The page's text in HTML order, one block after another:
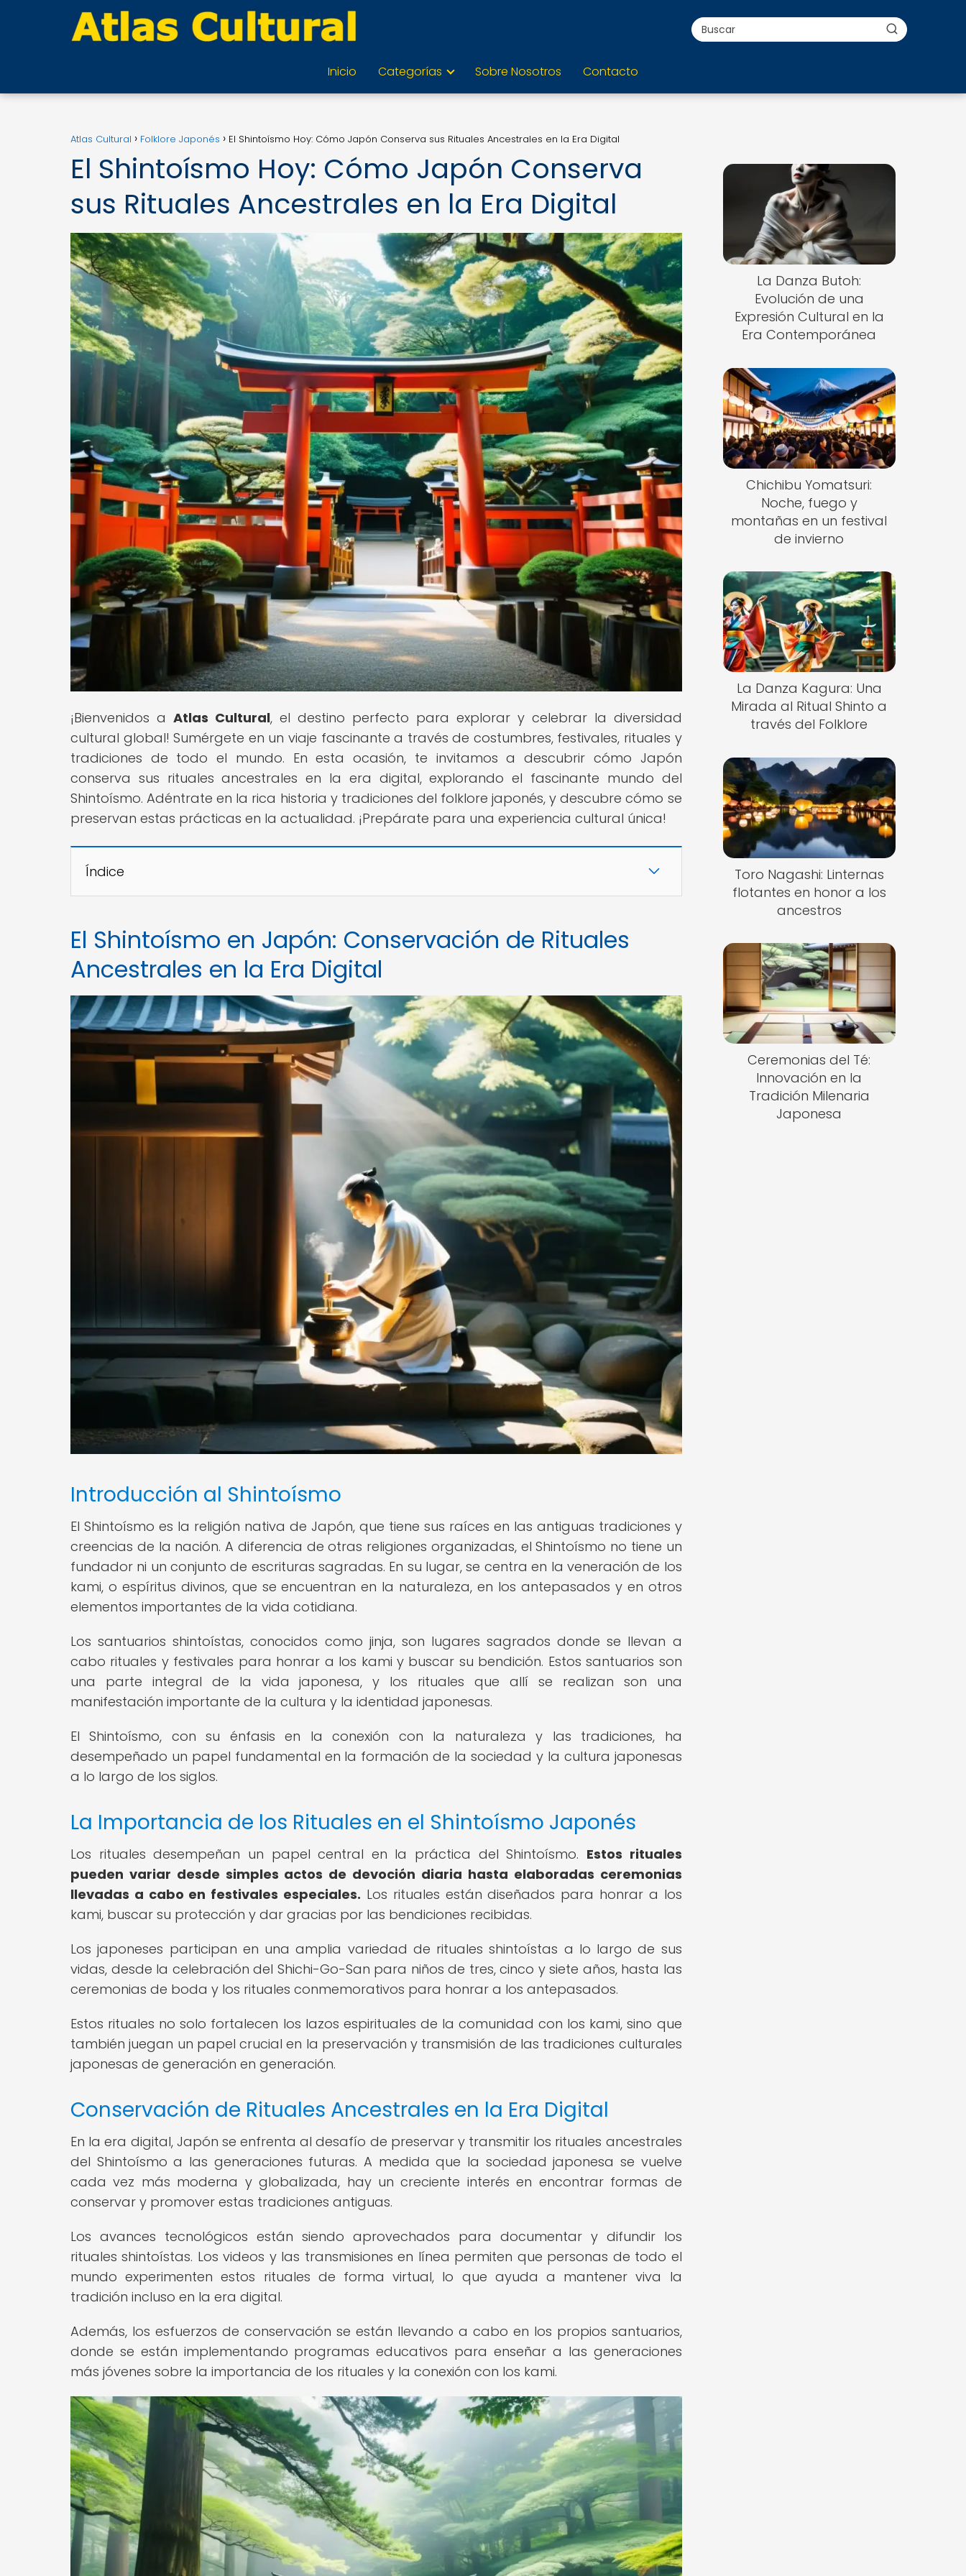
Inicio Categorías Sobre Nosotros Contacto
Atlas Cultural Folklore Japonés El Shintoísmo Hoy: Cómo Japón Conserva sus Rituales Ancestrales en la Era Digital
El Shintoísmo Hoy: Cómo Japón Conserva
sus Rituales Ancestrales en la Era Digital
¡Bienvenidos a Atlas Cultural, el destino perfecto para explorar y celebrar la diversidad
cultural global! Sumérgete en un viaje fascinante a través de costumbres, festivales, rituales y
tradiciones de todo el mundo. En esta ocasión, te invitamos a descubrir cómo Japón
conserva sus rituales ancestrales en la era digital, explorando el fascinante mundo del
Shintoísmo. Adéntrate en la rica historia y tradiciones del folklore japonés, y descubre cómo se
preservan estas prácticas en la actualidad. ¡Prepárate para una experiencia cultural única!
Índice
El Shintoísmo en Japón: Conservación de Rituales
Ancestrales en la Era Digital
Introducción al Shintoísmo
El Shintoísmo es la religión nativa de Japón, que tiene sus raíces en las antiguas tradiciones y
creencias de la nación. A diferencia de otras religiones organizadas, el Shintoísmo no tiene un
fundador ni un conjunto de escrituras sagradas. En su lugar, se centra en la veneración de los
kami, o espíritus divinos, que se encuentran en la naturaleza, en los antepasados y en otros
elementos importantes de la vida cotidiana.
Los santuarios shintoístas, conocidos como jinja, son lugares sagrados donde se llevan a
cabo rituales y festivales para honrar a los kami y buscar su bendición. Estos santuarios son
una parte integral de la vida japonesa, y los rituales que allí se realizan son una
manifestación importante de la cultura y la identidad japonesas.
El Shintoísmo, con su énfasis en la conexión con la naturaleza y las tradiciones, ha
desempeñado un papel fundamental en la formación de la sociedad y la cultura japonesas
a lo largo de los siglos.
La Importancia de los Rituales en el Shintoísmo Japonés
Los rituales desempeñan un papel central en la práctica del Shintoísmo. Estos rituales
pueden variar desde simples actos de devoción diaria hasta elaboradas ceremonias
llevadas a cabo en festivales especiales. Los rituales están diseñados para honrar a los
kami, buscar su protección y dar gracias por las bendiciones recibidas.
Los japoneses participan en una amplia variedad de rituales shintoístas a lo largo de sus
vidas, desde la celebración del Shichi-Go-San para niños de tres, cinco y siete años, hasta las
ceremonias de boda y los rituales conmemorativos para honrar a los antepasados.
Estos rituales no solo fortalecen los lazos espirituales de la comunidad con los kami, sino que
también juegan un papel crucial en la preservación y transmisión de las tradiciones culturales
japonesas de generación en generación.
Conservación de Rituales Ancestrales en la Era Digital
En la era digital, Japón se enfrenta al desafío de preservar y transmitir los rituales ancestrales
del Shintoísmo a las generaciones futuras. A medida que la sociedad japonesa se vuelve
cada vez más moderna y globalizada, hay un creciente interés en encontrar formas de
conservar y promover estas tradiciones antiguas.
Los avances tecnológicos están siendo aprovechados para documentar y difundir los
rituales shintoístas. Los videos y las transmisiones en línea permiten que personas de todo el
mundo experimenten estos rituales de forma virtual, lo que ayuda a mantener viva la
tradición incluso en la era digital.
Además, los esfuerzos de conservación se están llevando a cabo en los propios santuarios,
donde se están implementando programas educativos para enseñar a las generaciones
más jóvenes sobre la importancia de los rituales y la conexión con los kami.
La Danza Butoh:
Evolución de una
Expresión Cultural en la
Era Contemporánea
Chichibu Yomatsuri:
Noche, fuego y
montañas en un festival
de invierno
La Danza Kagura: Una
Mirada al Ritual Shinto a
través del Folklore
Toro Nagashi: Linternas
flotantes en honor a los
ancestros
Ceremonias del Té:
Innovación en la
Tradición Milenaria
Japonesa